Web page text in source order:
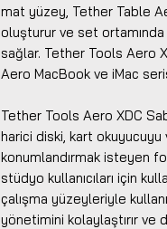
mat yüzey, Tether Table
oluşturur ve set
sağlar. Tether Tools Aero
Aero MacBook ve iMac
Tether Tools Aero XDC
harici diski, kart okuyucuyu
konumlandırmak isteyen
stüdyo kullanıcıları için
çalışma yüzeyleriyle
yönetimini kolaylaştırır ve